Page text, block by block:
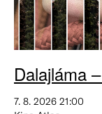
Dalajláma
7. 8. 2026 21:00